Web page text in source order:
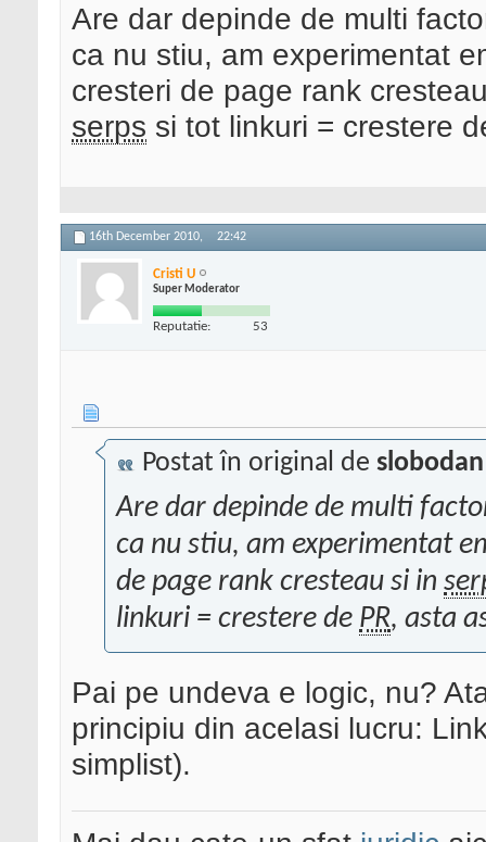
Are dar depinde de multi
ca nu stiu, am experimentat
cresteri de page rank
serps si tot linkuri = crestere
16th December 2010, 22:42
Cristi U
Super Moderator
Reputatie: 53
Postat în original de slobodan
Are dar depinde de multi
ca nu stiu, am experimentat
de page rank cresteau si in
linkuri = crestere de PR, asta
Pai pe undeva e logic, nu?
principiu din acelasi lucru:
simplist).